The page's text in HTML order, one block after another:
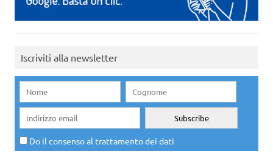
Iscriviti alla newsletter
Do il consenso al trattamento dei dati